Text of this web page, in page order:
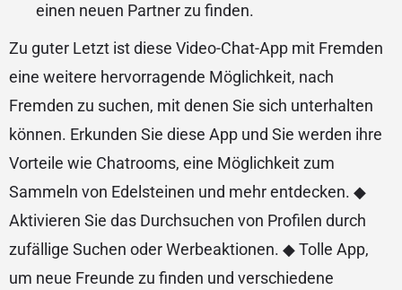
einen neuen Partner zu finden.
Zu guter Letzt ist diese Video-Chat-App mit Fremden
eine weitere hervorragende Möglichkeit, nach
Fremden zu suchen, mit denen Sie sich unterhalten
können. Erkunden Sie diese App und Sie werden ihre
Vorteile wie Chatrooms, eine Möglichkeit zum
Sammeln von Edelsteinen und mehr entdecken. ◆
Aktivieren Sie das Durchsuchen von Profilen durch
zufällige Suchen oder Werbeaktionen. ◆ Tolle App,
um neue Freunde zu finden und verschiedene